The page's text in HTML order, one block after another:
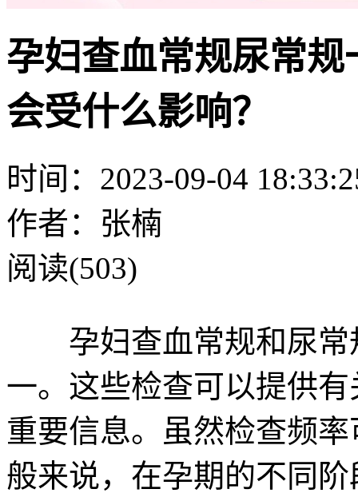
孕妇查血常规尿常
会受什么影响？
时间：2023-09-04
作者：张楠
阅读(503)
孕妇查血常规和尿常
一。这些检查可以提供
重要信息。虽然检查频
般来说，在孕期的不同